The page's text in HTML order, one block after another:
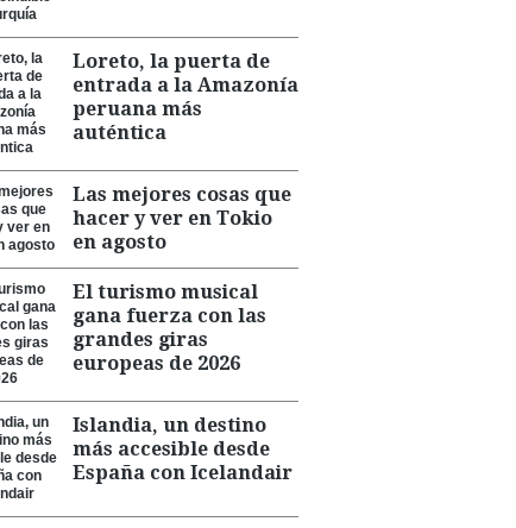
Loreto, la puerta de
entrada a la Amazonía
peruana más
auténtica
Las mejores cosas que
hacer y ver en Tokio
en agosto
El turismo musical
gana fuerza con las
grandes giras
europeas de 2026
Islandia, un destino
más accesible desde
España con Icelandair